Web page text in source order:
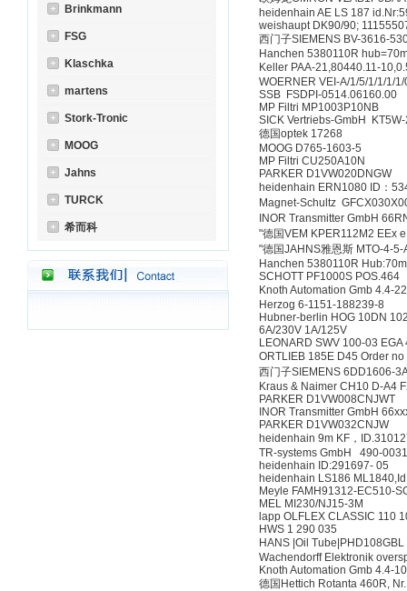
Brinkmann
FSG
Klaschka
martens
Stork-Tronic
MOOG
Jahns
TURCK
希而科
heidenhain AE LS 187
weishaupt DK90/90;
西门子SIEMENS BV-3616-
Hanchen 5380110R
Keller PAA-21,80440.11-
WOERNER VEI-A/1/5/1/1/1/1/
SSB FSDPI-0514.06160.00
MP Filtri MP1003P10NB
SICK Vertriebs-GmbH
德国optek 17268
MOOG D765-1603-5
MP Filtri CU250A10N
PARKER D1VW020DNGW
heidenhain ERN1080 ID：
Magnet-Schultz
INOR Transmitter GmbH
"德国VEM KPER112M2 EEx
"德国JAHNS雅恩斯 MTO-4-
Hanchen 5380110R
SCHOTT PF1000S POS.464
Knoth Automation Gmb 4.4-
Herzog 6-1151-188239-8
Hubner-berlin HOG 10DN
6A/230V 1A/125V
LEONARD SWV 100-03
ORTLIEB 185E D45 Order
西门子SIEMENS 6DD1606-
Kraus & Naimer CH10 D-A4
PARKER D1VW008CNJWT
INOR Transmitter GmbH
PARKER D1VW032CNJW
heidenhain 9m KF，
TR-systems GmbH 490-
heidenhain ID:291697- 05
heidenhain LS186
Meyle FAMH91312-EC510-
MEL MI230/NJ15-3M
lapp OLFLEX CLASSIC 110
HWS 1 290 035
HANS |Oil
Wachendorff Elektronik
Knoth Automation Gmb 4.4-
德国Hettich Rotanta 460R,